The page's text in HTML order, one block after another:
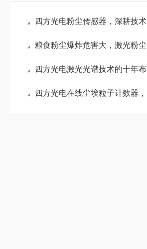
四方光电粉尘传感器，深耕技术行业发展
粮食粉尘爆炸危害大，激光粉尘传感器在保障粮仓安全中的关键作用
四方光电激光光谱技术的十年布局，助推气体分析仪器国产化提速
四方光电在线尘埃粒子计数器，洁净室环境监测的“火眼金睛”